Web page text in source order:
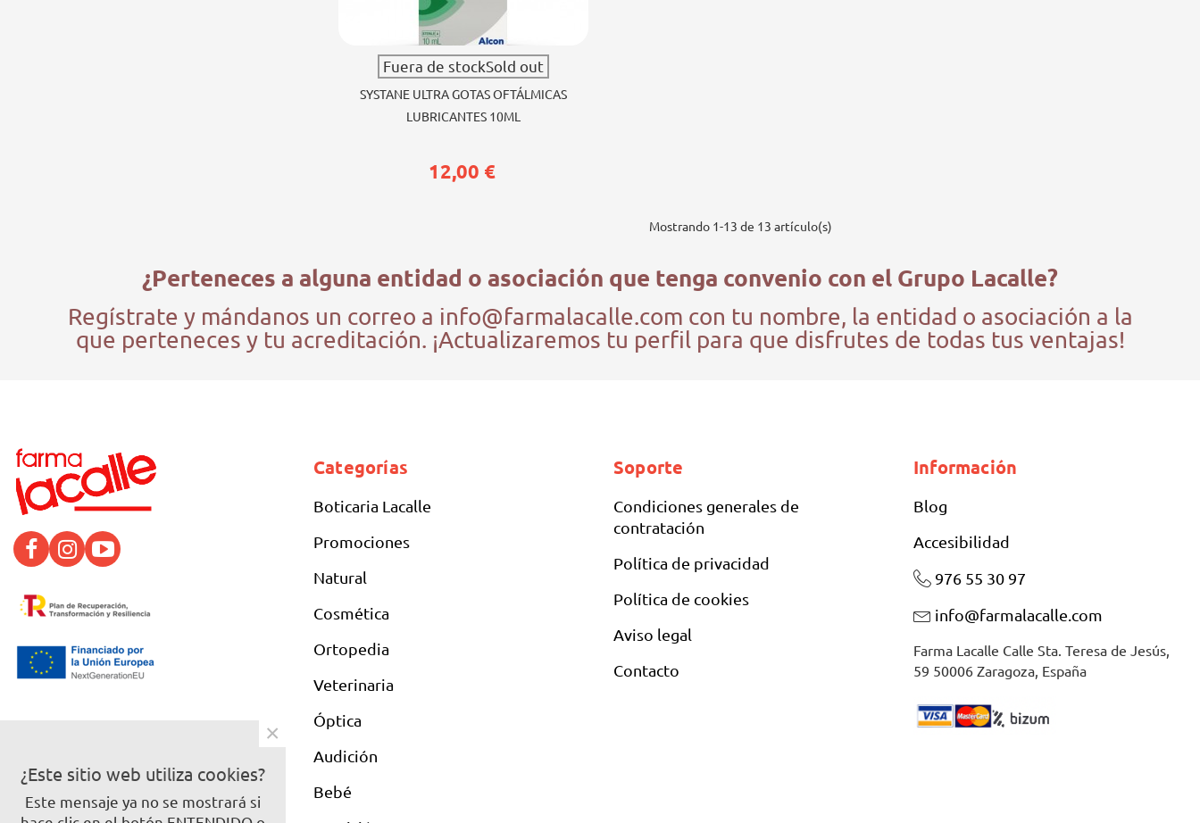
Ver más
Fuera de stockSold out
SYSTANE ULTRA GOTAS OFTÁLMICAS
LUBRICANTES 10ML
12,00 €
Mostrando 1-13 de 13 artículo(s)
¿Perteneces a alguna entidad o asociación que tenga convenio con el Grupo Lacalle?
Regístrate y mándanos un correo a info@farmalacalle.com con tu nombre, la entidad o asociación a la
que perteneces y tu acreditación. ¡Actualizaremos tu perfil para que disfrutes de todas tus ventajas!
Categorías
Boticaria Lacalle
Promociones
Natural
Cosmética
Ortopedia
Veterinaria
Óptica
Audición
Bebé
Soporte
Condiciones generales de
contratación
Política de privacidad
Política de cookies
Aviso legal
Contacto
Información
Blog
Accesibilidad
976 55 30 97
info@farmalacalle.com
Farma Lacalle Calle Sta. Teresa de Jesús,
59 50006 Zaragoza, España
¿Este sitio web utiliza cookies?
Este mensaje ya no se mostrará si
×